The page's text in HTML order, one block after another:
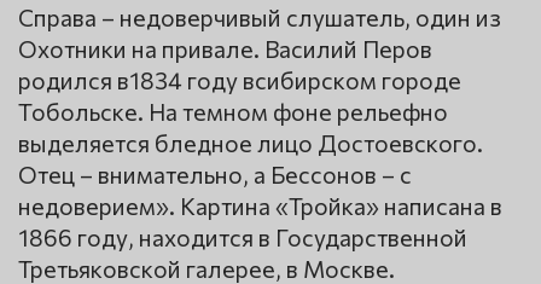
Справа – недоверчивый слушатель, один из
Охотники на привале. Василий Перов
родился в1834 году всибирском городе
Тобольске. На темном фоне рельефно
выделяется бледное лицо Достоевского.
Отец – внимательно, а Бессонов – с
недоверием». Картина «Тройка» написана в
1866 году, находится в Государственной
Третьяковской галерее, в Москве.